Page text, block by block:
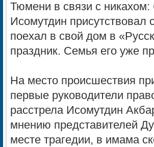
Тюмени в связи с
Исомутдин присутствовал
поехал в свой дом в
праздник. Семья его уже
На место происшествия
первые руководители
расстрела Исомутдин
мнению представителей
месте трагедии, в имама